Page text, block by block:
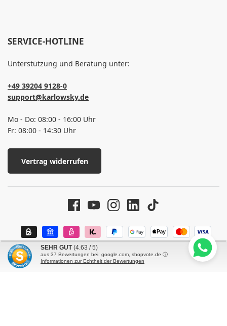
SERVICE-HOTLINE
Unterstützung und Beratung unter:
+49 39204 9128-0
support@karlowsky.de
Mo - Do: 08:00 - 16:00 Uhr
Fr: 08:00 - 14:30 Uhr
Vertrag widerrufen
SEHR GUT (4.63 / 5)
aus 37 Bewertungen bei: google.com, shopvote.de ⓘ
Informationen zur Echtheit der Bewertungen